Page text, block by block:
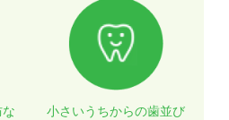
小さいうちからの歯並び